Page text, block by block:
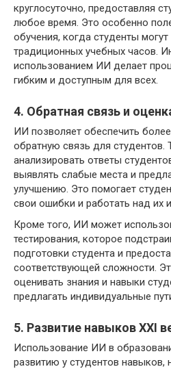
круглосуточно, предоставляя
любое время. Это особенно
обучения, когда студенты
традиционных учебных часов.
использованием ИИ делает
гибким и доступным для всех.
4. Обратная связь и
ИИ позволяет обеспечить
обратную связь для студентов.
анализировать ответы
выявлять слабые места и
улучшению. Это помогает
свои ошибки и работать над их
Кроме того, ИИ может
тестирования, которое
подготовки студента и
соответствующей сложности.
оценивать знания и навыки
предлагать индивидуальные
5. Развитие навыков XXI
Использование ИИ в
развитию у студентов навыков,